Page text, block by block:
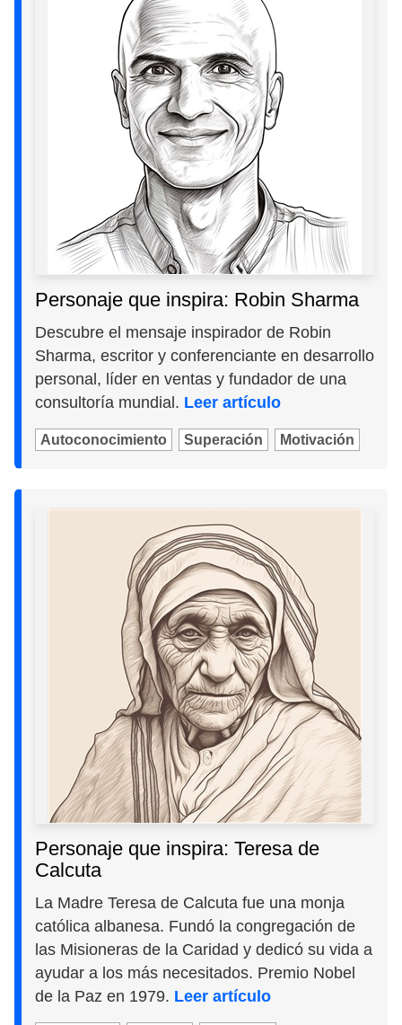
Personaje que inspira: Robin Sharma
Descubre el mensaje inspirador de Robin
Sharma, escritor y conferenciante en desarrollo
personal, líder en ventas y fundador de una
consultoría mundial. Leer artículo
Autoconocimiento Superación Motivación
Personaje que inspira: Teresa de
Calcuta
La Madre Teresa de Calcuta fue una monja
católica albanesa. Fundó la congregación de
las Misioneras de la Caridad y dedicó su vida a
ayudar a los más necesitados. Premio Nobel
de la Paz en 1979. Leer artículo